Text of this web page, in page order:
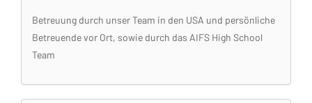
Betreuung durch unser Team in den USA und persönliche
Betreuende vor Ort, sowie durch das AIFS High School
Team